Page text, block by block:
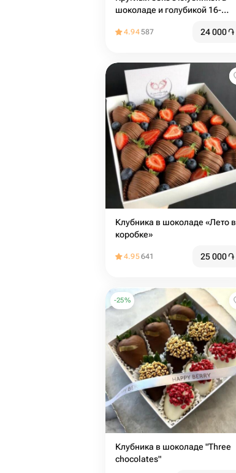
шоколаде и голубикой 16-
4.94587 24 000֏
Клубника в ️шоколаде️ «Лето в
коробке»
4.95641 25 000֏
-25%
Клубника в шоколаде "Three
chocolates"